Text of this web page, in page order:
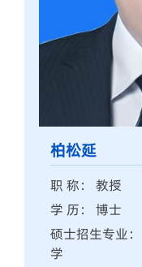
柏松延
职 称： 教授
学 历： 博士
硕士招生专业
学